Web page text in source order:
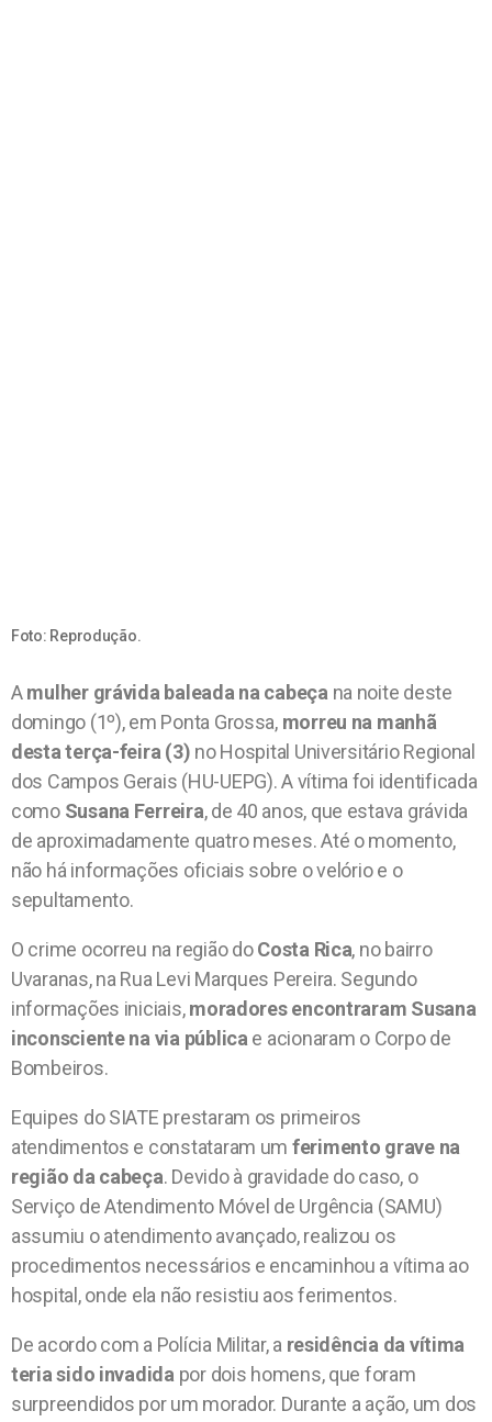
Foto: Reprodução.
Amulher grávida baleada na cabeça na noite deste
domingo (1º), em Ponta Grossa, morreu na manhã
desta terça-feira (3) no Hospital Universitário Regional
dos Campos Gerais (HU-UEPG). A vítima foi identificada
como Susana Ferreira, de 40 anos, que estava grávida
de aproximadamente quatro meses. Até o momento,
não há informações oficiais sobre o velório e o
sepultamento.
O crime ocorreu na região doCosta Rica, no bairro
Uvaranas, na Rua Levi Marques Pereira. Segundo
informações iniciais,moradores encontraram Susana
inconsciente na via pública e acionaram o Corpo de
Bombeiros.
Equipes do SIATE prestaram os primeiros
atendimentos e constataram um ferimento grave na
região da cabeça. Devido à gravidade do caso, o
Serviço de Atendimento Móvel de Urgência (SAMU)
assumiu o atendimento avançado, realizou os
procedimentos necessários e encaminhou a vítima ao
hospital, onde ela não resistiu aos ferimentos.
De acordo com a Polícia Militar, a residência da vítima
teria sido invadida por dois homens, que foram
surpreendidos por um morador. Durante a ação, um dos